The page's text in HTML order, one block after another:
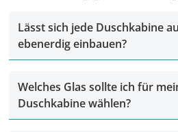
Lässt sich jede Duschkabine
ebenerdig einbauen?
Welches Glas sollte ich für
Duschkabine wählen?